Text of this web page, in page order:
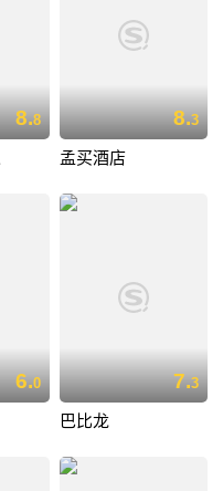
8.8 8.3
孟买酒店
6.0 7.3
巴比龙